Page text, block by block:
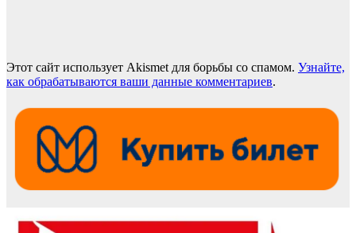
Этот сайт использует Akismet для борьбы со спамом. Узнайте,
как обрабатываются ваши данные комментариев.